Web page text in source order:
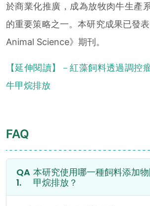
於商業化推廣，成為放牧肉牛生產
的重要策略之一。本研究成果已發
Animal Science》期刊。
【延伸閱讀】－紅藻飼料透過調控
牛甲烷排放
FAQ
本研究使用哪一種飼料添加
甲烷排放？